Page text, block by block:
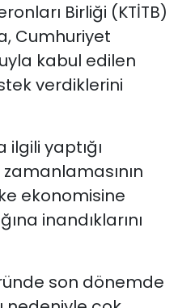
Birliği (KTİTB)
Cumhuriyet
kabul edilen
verdiklerini
yaptığı
ekonomisine
inandıklarını
son dönemde